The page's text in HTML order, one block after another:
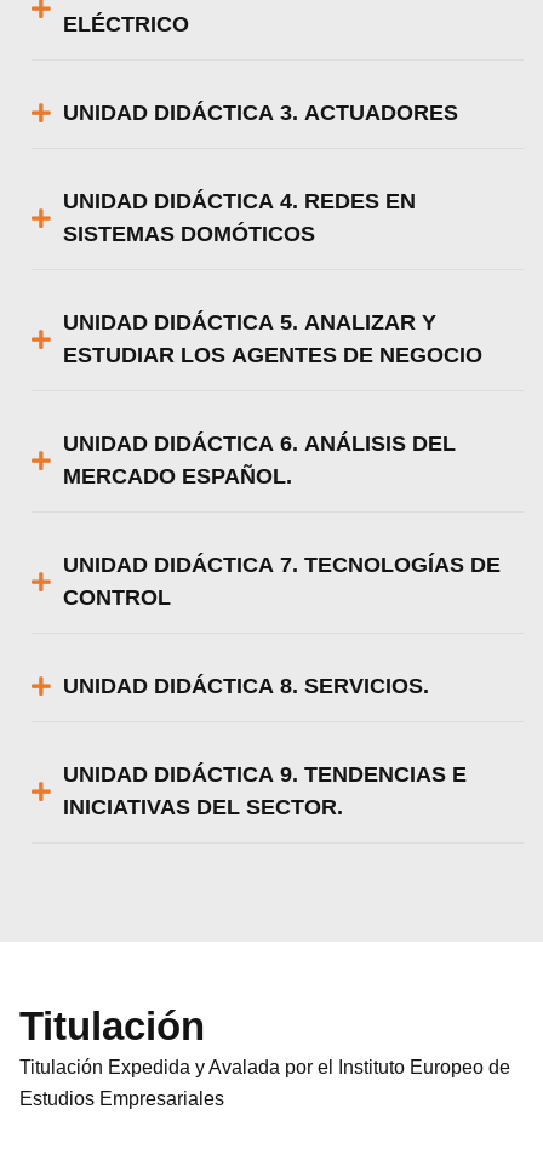
ELÉCTRICO
UNIDAD DIDÁCTICA 3. ACTUADORES
UNIDAD DIDÁCTICA 4. REDES EN
SISTEMAS DOMÓTICOS
UNIDAD DIDÁCTICA 5. ANALIZAR Y
ESTUDIAR LOS AGENTES DE NEGOCIO
UNIDAD DIDÁCTICA 6. ANÁLISIS DEL
MERCADO ESPAÑOL.
UNIDAD DIDÁCTICA 7. TECNOLOGÍAS DE
CONTROL
UNIDAD DIDÁCTICA 8. SERVICIOS.
UNIDAD DIDÁCTICA 9. TENDENCIAS E
INICIATIVAS DEL SECTOR.
Titulación
Titulación Expedida y Avalada por el Instituto Europeo de
Estudios Empresariales
experiencia en nuestra web.
Aceptar
Rechazar